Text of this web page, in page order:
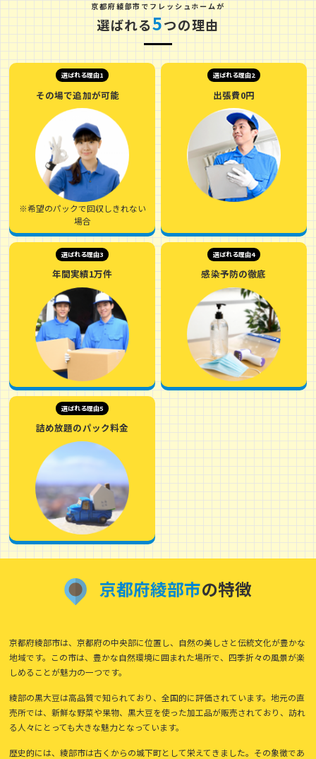
京都府綾部市 でフレッシュホームが
選ばれる5つの理由
選ばれる理由1
その場で追加が可能
※希望のパックで回収しきれない
場合
選ばれる理由2
出張費0円
選ばれる理由3
年間実績1万件
選ばれる理由4
感染予防の徹底
選ばれる理由5
詰め放題のパック料金
京都府綾部市の特徴
京都府綾部市は、京都府の中央部に位置し、自然の美しさと伝統文化が豊かな
地域です。この市は、豊かな自然環境に囲まれた場所で、四季折々の風景が楽
しめることが魅力の一つです。
綾部の黒大豆は高品質で知られており、全国的に評価されています。地元の直
売所では、新鮮な野菜や果物、黒大豆を使った加工品が販売されており、訪れ
る人々にとっても大きな魅力となっています。
歴史的には、綾部市は古くからの城下町として栄えてきました。その象徴であ